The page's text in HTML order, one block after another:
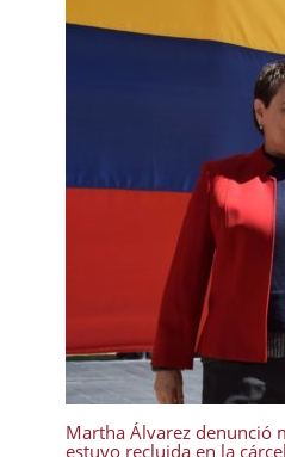
Martha Álvarez denunció
estuvo recluida en la cárcel